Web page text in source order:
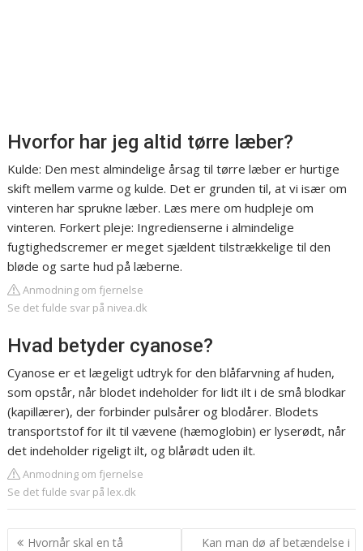
Hvorfor har jeg altid tørre læber?
Kulde: Den mest almindelige årsag til tørre læber er hurtige
skift mellem varme og kulde. Det er grunden til, at vi især om
vinteren har sprukne læber. Læs mere om hudpleje om
vinteren. Forkert pleje: Ingredienserne i almindelige
fugtighedscremer er meget sjældent tilstrækkelige til den
bløde og sarte hud på læberne.
Anmodning om fjernelse
Se det fulde svar på nivea.dk
Hvad betyder cyanose?
Cyanose er et lægeligt udtryk for den blåfarvning af huden,
som opstår, når blodet indeholder for lidt ilt i de små blodkar
(kapillærer), der forbinder pulsårer og blodårer. Blodets
transportstof for ilt til vævene (hæmoglobin) er lyserødt, når
det indeholder rigeligt ilt, og blårødt uden ilt.
Anmodning om fjernelse
Se det fulde svar på lex.dk
Indlægsnavigation
Hvornår skal en tå
Kan man dø af betændelse i